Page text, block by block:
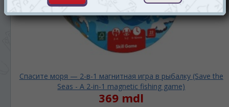
Спасите моря — 2-в-1 магнитная игра в рыбалку (Save the
Seas - A 2-in-1 magnetic fishing game)
369 mdl